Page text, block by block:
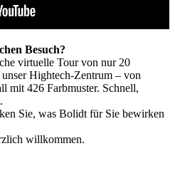
Besuch?
virtuelle Tour von nur 20
Hightech-Zentrum – von
mit 426 Farbmuster. Schnell,
Sie, was Bolidt für Sie bewirken
willkommen.